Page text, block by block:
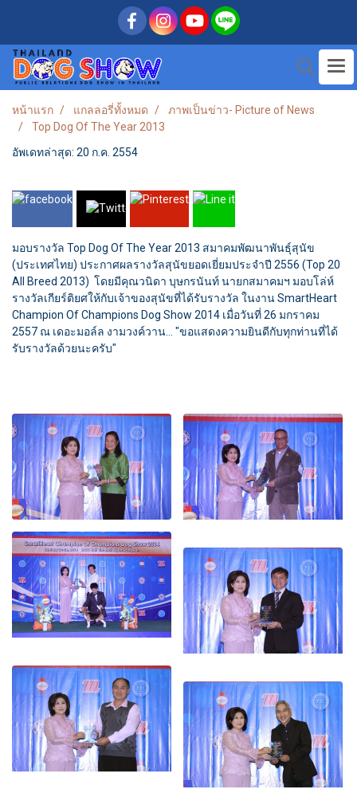
หน้าแรก แกลลอรี่ทั้งหมด
ภาพเป็นข่าว- Picture of News
Top Dog Of The Year 2013
อัพเดทล่าสุด: 20 ก.ค. 2554
มอบรางวัล Top Dog Of The Year 2013 สมาคมพัฒนาพันธุ์สุนัข
(ประเทศไทย) ประกาศผลรางวัลสุนัขยอดเยี่ยมประจำปี 2556 (Top 20
All Breed 2013) โดยมีคุณวนิดา บุษกรนันท์ นายกสมาคมฯ มอบโล่ห์
รางวัลเกียร์ติยศให้กับเจ้าของสุนัขที่ได้รับรางวัล ในงาน SmartHeart
Champion Of Champions Dog Show 2014 เมื่อวันที่ 26 มกราคม
2557 ณ เดอะมอล์ล งามวงค์วาน... "ขอแสดงความยินดีกับทุกท่านที่ได้
รับรางวัลด้วยนะครับ"